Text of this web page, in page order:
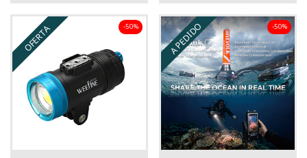
OFERTA -50% OFERTA
A PEDIDO -50%